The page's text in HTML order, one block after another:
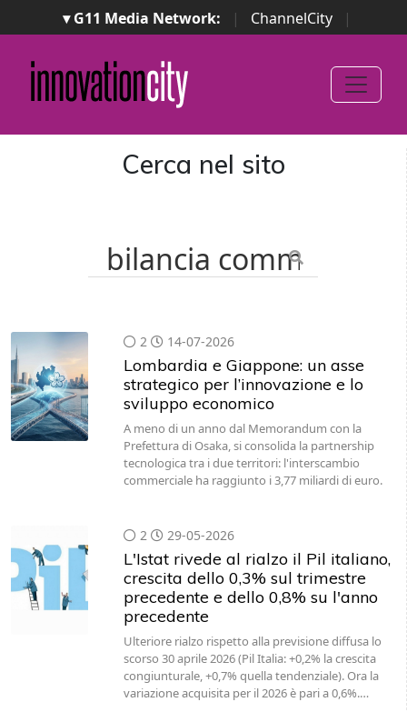
▾ G11 Media Network: | ChannelCity
|
ImpresaCity | SecurityOpenLab | Italian Channel
Awards
Italian Project Awards
Italian Security
Awards
Cerca nel sito
2 14-07-2026
Lombardia e Giappone: un asse
strategico per l’innovazione e lo
sviluppo economico
A meno di un anno dal Memorandum con la
Prefettura di Osaka, si consolida la partnership
tecnologica tra i due territori: l'interscambio
commerciale ha raggiunto i 3,77 miliardi di euro.
2 29-05-2026
L'Istat rivede al rialzo il Pil italiano,
crescita dello 0,3% sul trimestre
precedente e dello 0,8% su l'anno
precedente
Ulteriore rialzo rispetto alla previsione diffusa lo
scorso 30 aprile 2026 (Pil Italia: +0,2% la crescita
congiunturale, +0,7% quella tendenziale). Ora la
variazione acquisita per il 2026 è pari a 0,6%.…